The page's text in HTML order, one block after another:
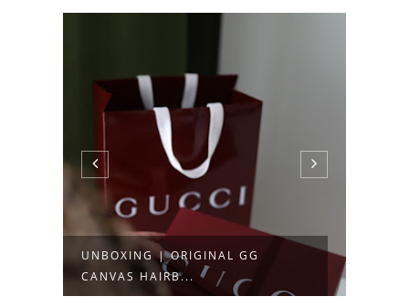
UNBOXING | ORIGINAL GG
CANVAS HAIRB...